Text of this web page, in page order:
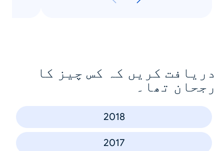
دریافت کریں کہ کس چیز کا
رجحان تھا۔
2018
2017